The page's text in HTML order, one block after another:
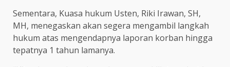
Sementara, Kuasa hukum Usten, Riki Irawan, SH,
MH, menegaskan akan segera mengambil langkah
hukum atas mengendapnya laporan korban hingga
tepatnya 1 tahun lamanya.